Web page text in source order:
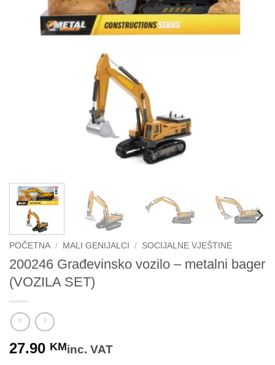
POČETNA / MALI GENIJALCI / SOCIJALNE VJEŠTINE
200246 Građevinsko vozilo – metalni bager
(VOZILA SET)
27.90 KMinc. VAT